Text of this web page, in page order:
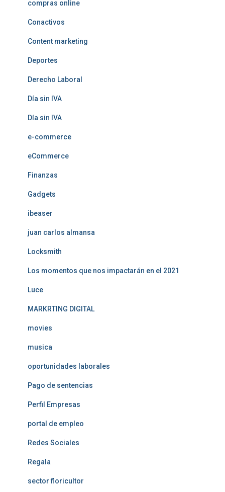
compras online
Conactivos
Content marketing
Deportes
Derecho Laboral
Día sin IVA
Día sin IVA
e-commerce
eCommerce
Finanzas
Gadgets
ibeaser
juan carlos almansa
Locksmith
Los momentos que nos impactarán en el 2021
Luce
MARKRTING DIGITAL
movies
musica
oportunidades laborales
Pago de sentencias
Perfil Empresas
portal de empleo
Redes Sociales
Regala
sector floricultor